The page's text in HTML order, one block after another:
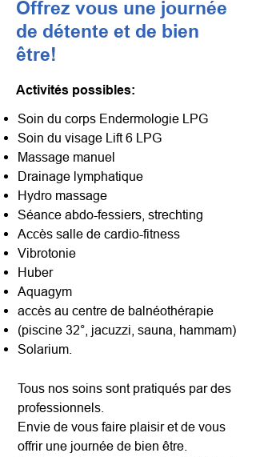
Offrez vous une journée
de détente et de bien
être!
Activités possibles:
Soin du corps Endermologie LPG
Soin du visage Lift 6 LPG
Massage manuel
Drainage lymphatique
Hydro massage
Séance abdo-fessiers, strechting
Accès salle de cardio-fitness
Vibrotonie
Huber
Aquagym
accès au centre de balnéothérapie
(piscine 32°, jacuzzi, sauna, hammam)
Solarium.
Tous nos soins sont pratiqués par des
professionnels.
Envie de vous faire plaisir et de vous
offrir une journée de bien être.